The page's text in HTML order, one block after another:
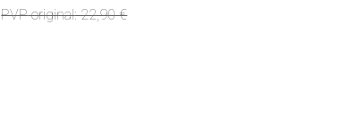
PVPoriginal: 22,90 €